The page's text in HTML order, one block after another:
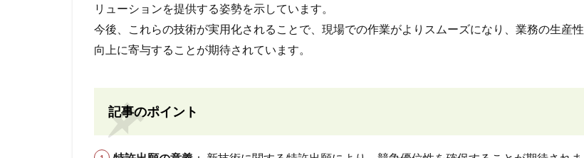
リューションを提供する姿勢を示しています。
今後、これらの技術が実用化されることで、現場での作業がよりスムーズになり、業務の生産性
向上に寄与することが期待されています。
記事のポイント